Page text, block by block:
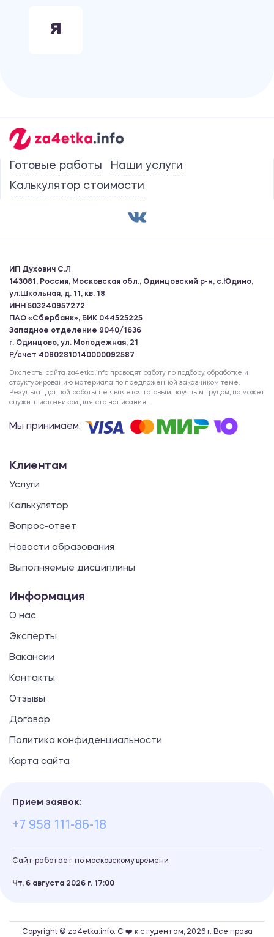
Я
Готовые работы
Наши услуги
Калькулятор стоимости
ИП Духович С.Л
143081, Россия, Московская обл., Одинцовский р-н, с.Юдино,
ул.Школьная, д. 11, кв. 18
ИНН 503240957272
ПАО «Сбербанк», БИК 044525225
Западное отделение 9040/1636
г. Одинцово, ул. Молодежная, 21
Р/счет 40802810140000092587
Эксперты сайта za4etka.info проводят работу по подбору, обработке и
структурированию материала по предложенной заказчиком теме.
Результат данной работы не является готовым научным трудом, но может
служить источником для его написания.
Мы принимаем:
Клиентам
Услуги
Калькулятор
Вопрос-ответ
Новости образования
Выполняемые дисциплины
Информация
О нас
Эксперты
Вакансии
Контакты
Отзывы
Договор
Политика конфиденциальности
Карта сайта
Прием заявок:
+7 958 111-86-18
Сайт работает по московскому времени
Чт, 6 августа 2026 г. 17 00
Copyright © za4etka.info. С ❤️ к студентам, 2026 г. Все права